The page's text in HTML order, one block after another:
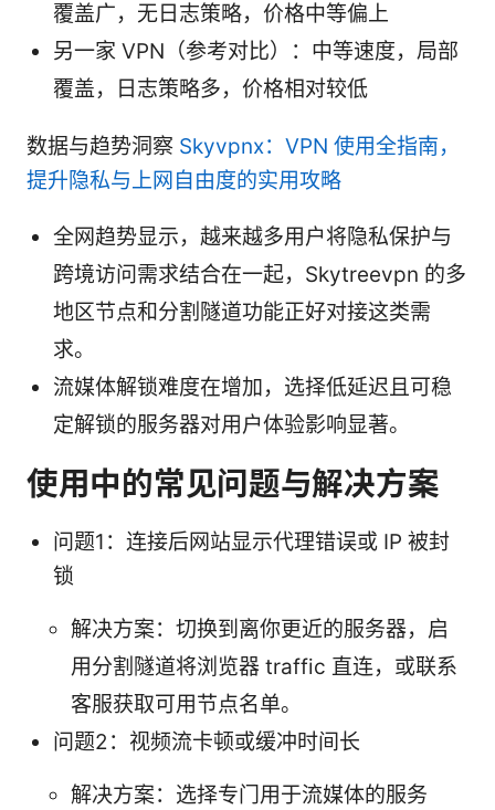
覆盖广，无日志策略，价格中等偏上
另一家 VPN（参考对比）：中等速度，局部
覆盖，日志策略多，价格相对较低
数据与趋势洞察 Skyvpnx：VPN 使用全指南，
提升隐私与上网自由度的实用攻略
全网趋势显示，越来越多用户将隐私保护与
跨境访问需求结合在一起，Skytreevpn 的多
地区节点和分割隧道功能正好对接这类需
求。
流媒体解锁难度在增加，选择低延迟且可稳
定解锁的服务器对用户体验影响显著。
使用中的常见问题与解决方案
问题1：连接后网站显示代理错误或 IP 被封
锁
解决方案：切换到离你更近的服务器，启
用分割隧道将浏览器 traffic 直连，或联系
客服获取可用节点名单。
问题2：视频流卡顿或缓冲时间长
解决方案：选择专门用于流媒体的服务